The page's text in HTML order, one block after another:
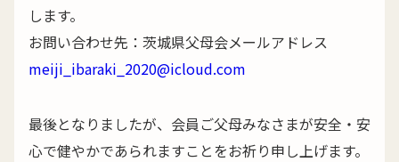
します。
お問い合わせ先：茨城県父母会メールアドレス
meiji_ibaraki_2020@icloud.com
最後となりましたが、会員ご父母みなさまが安全・安
心で健やかであられますことをお祈り申し上げます。